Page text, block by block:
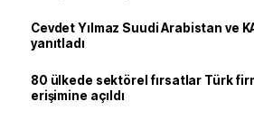
Cevdet Yılmaz Suudi Arabistan ve
yanıtladı
80 ülkede sektörel fırsatlar Türk
erişimine açıldı